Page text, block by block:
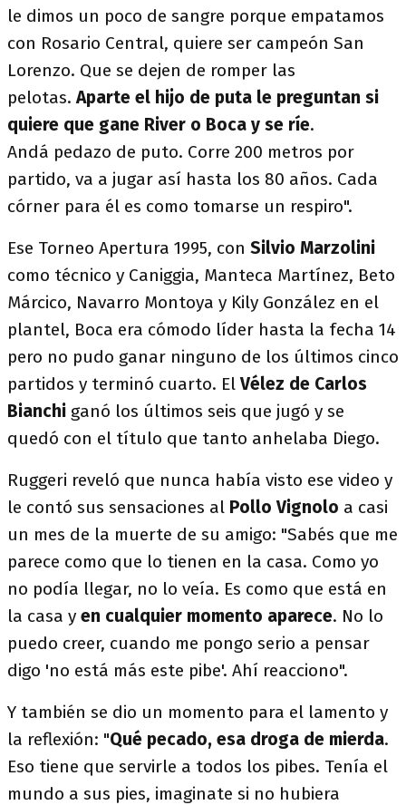
le dimos un poco de sangre porque empatamos
con Rosario Central, quiere ser campeón San
Lorenzo. Que se dejen de romper las
pelotas.Aparte el hijo de puta le preguntan si
quiere que gane River o Boca y se ríe.
Andá pedazo de puto. Corre 200 metros por
partido, va a jugar así hasta los 80 años. Cada
córner para él es como tomarse un respiro".
Ese Torneo Apertura 1995, con Silvio Marzolini
como técnico y Caniggia, Manteca Martínez, Beto
Márcico, Navarro Montoya y Kily González en el
plantel, Boca era cómodo líder hasta la fecha 14
pero no pudo ganar ninguno de los últimos cinco
partidos y terminó cuarto. ElVélez de Carlos
Bianchi ganó los últimos seis que jugó y se
quedó con el título que tanto anhelaba Diego.
Ruggeri reveló que nunca había visto ese video y
le contó sus sensaciones al Pollo Vignolo a casi
un mes de la muerte de su amigo: "Sabés que me
parece como que lo tienen en la casa. Como yo
no podía llegar, no lo veía. Es como que está en
la casa y en cualquier momento aparece. No lo
puedo creer, cuando me pongo serio a pensar
digo 'no está más este pibe'. Ahí reacciono".
Y también se dio un momento para el lamento y
la reflexión: "Qué pecado, esa droga de mierda.
Eso tiene que servirle a todos los pibes. Tenía el
mundo a sus pies, imaginate si no hubiera